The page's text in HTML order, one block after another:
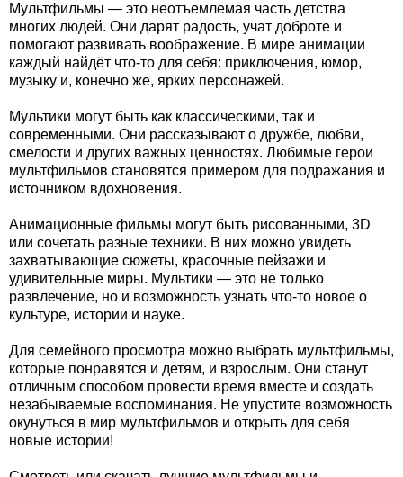
Мультфильмы — это неотъемлемая часть детства
многих людей. Они дарят радость, учат доброте и
помогают развивать воображение. В мире анимации
каждый найдёт что-то для себя: приключения, юмор,
музыку и, конечно же, ярких персонажей.
Мультики могут быть как классическими, так и
современными. Они рассказывают о дружбе, любви,
смелости и других важных ценностях. Любимые герои
мультфильмов становятся примером для подражания и
источником вдохновения.
Анимационные фильмы могут быть рисованными, 3D
или сочетать разные техники. В них можно увидеть
захватывающие сюжеты, красочные пейзажи и
удивительные миры. Мультики — это не только
развлечение, но и возможность узнать что-то новое о
культуре, истории и науке.
Для семейного просмотра можно выбрать мультфильмы,
которые понравятся и детям, и взрослым. Они станут
отличным способом провести время вместе и создать
незабываемые воспоминания. Не упустите возможность
окунуться в мир мультфильмов и открыть для себя
новые истории!